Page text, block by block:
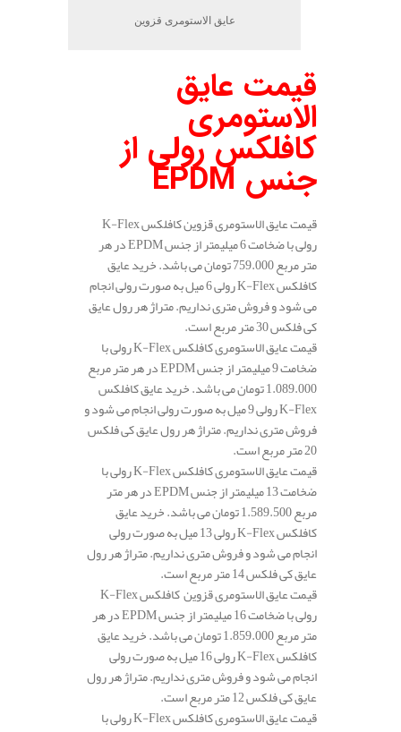
عایق الاستومری قزوین
قیمت عایق
الاستومری
کافلکس رولی از
جنس EPDM
قیمت عایق الاستومری قزوین کافلکس K-Flex
رولی با ضخامت 6 میلیمتر از جنس EPDM در هر
متر مربع 759.000 تومان می باشد. خرید عایق
کافلکس K-Flex رولی 6 میل به صورت رولی انجام
می شود و فروش متری نداریم. متراژ هر رول عایق
کی فلکس 30 متر مربع است.
قیمت عایق الاستومری کافلکس K-Flex رولی با
ضخامت 9 میلیمتر از جنس EPDM در هر متر مربع
1.089.000 تومان می باشد. خرید عایق کافلکس
K-Flex رولی 9 میل به صورت رولی انجام می شود و
فروش متری نداریم. متراژ هر رول عایق کی فلکس
20 متر مربع است.
قیمت عایق الاستومری کافلکس K-Flex رولی با
ضخامت 13 میلیمتر از جنس EPDM در هر متر
مربع 1.589.500 تومان می باشد. خرید عایق
کافلکس K-Flex رولی 13 میل به صورت رولی
انجام می شود و فروش متری نداریم. متراژ هر رول
عایق کی فلکس 14 متر مربع است.
قیمت عایق الاستومری قزوین کافلکس K-Flex
رولی با ضخامت 16 میلیمتر از جنس EPDM در هر
متر مربع 1.859.000 تومان می باشد. خرید عایق
کافلکس K-Flex رولی 16 میل به صورت رولی
انجام می شود و فروش متری نداریم. متراژ هر رول
عایق کی فلکس 12 متر مربع است.
قیمت عایق الاستومری کافلکس K-Flex رولی با